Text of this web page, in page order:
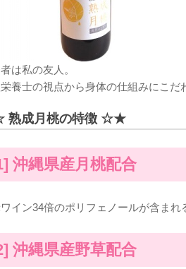
は私の友人。
養士の視点から身体の仕組みにこだ
成月桃の特徴 ☆★
沖縄県産月桃配合
イン34倍のポリフェノールが含まれ
沖縄県産野草配合